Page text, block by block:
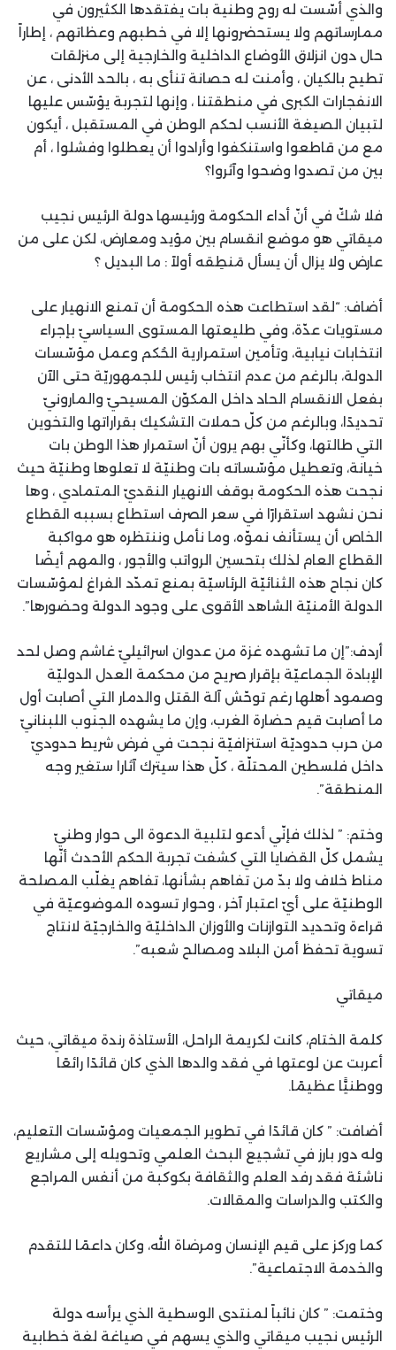
والذي أسّست له روح وطنية بات يفتقدها الكثيرون في
ممارساتهم ولا يستحضرونها إلا في خطبهم وعظاتهم ، إطاراً
حال دون انزلاق الأوضاع الداخلية والخارجية إلى منزلقات
تطيح بالكيان ، وأمنت له حصانة تنأى به ، بالحد الأدنى ، عن
الانفجارات الكبرى في منطقتنا ، وإنها لتجربة يؤسّس عليها
لتبيان الصيغة الأنسب لحكم الوطن في المستقبل ، أيكون
مع من قاطعوا واستنكفوا وأرادوا أن يعطلوا وفشلوا ، أم
بين من تصدوا وضحوا وآثروا؟
فلا شكّ في أنّ أداء الحكومة ورئيسها دولة الرئيس نجيب
ميقاتي هو موضع انقسام بين مؤيد ومعارض، لكن على من
عارض ولا يزال أن يسأل مَنطِقه أولاً : ما البديل ؟
أضاف: “لقد استطاعت هذه الحكومة أن تمنع الانهيار على
مستويات عدّة، وفي طليعتها المستوى السياسيّ بإجراء
انتخابات نيابية، وتأمين استمرارية الحُكم وعمل مؤسّسات
الدولة، بالرغم من عدم انتخاب رئيس للجمهوريّة حتى الآن
بفعل الانقسام الحاد داخل المكوّن المسيحيّ والمارونيّ
تحديدًا، وبالرغم من كلّ حملات التشكيك بقراراتها والتخوين
التي طالتها، وكأنّي بهم يرون أنّ استمرار هذا الوطن بات
خيانة، وتعطيل مؤسّساته بات وطنيّة لا تعلوها وطنيّة حيث
نجحت هذه الحكومة بوقف الانهيار النقديّ المتمادي ، وها
نحن نشهد استقرارًا في سعر الصرف استطاع بسببه القطاع
الخاص أن يستأنف نموّه، وما نأمل وننتظره هو مواكبة
القطاع العام لذلك بتحسين الرواتب والأجور ، والمهم أيضًا
كان نجاح هذه الثنائيّة الرئاسيّة بمنع تمدّد الفراغ لمؤسّسات
الدولة الأمنيّة الشاهد الأقوى على وجود الدولة وحضورها”.
أردف:”إن ما تشهده غزة من عدوان اسرائيليّ غاشم وصل لحد
الإبادة الجماعيّة بإقرار صريح من محكمة العدل الدوليّة
وصمود أهلها رغم توحّش آلة القتل والدمار التي أصابت أول
ما أصابت قيم حضارة الغرب، وإن ما يشهده الجنوب اللبنانيّ
من حرب حدوديّة استنزافيّة نجحت في فرض شريط حدوديّ
داخل فلسطين المحتلّة ، كلّ هذا سيترك آثارا ستغير وجه
المنطقة”.
وختم: ” لذلك فإنّي أدعو لتلبية الدعوة الى حوار وطنيّ
يشمل كلّ القضايا التي كشفت تجربة الحكم الأحدث أنّها
مناط خلاف ولا بدّ من تفاهم بشأنها، تفاهم يغلّب المصلحة
الوطنيّة على أيّ اعتبار آخر ، وحوار تسوده الموضوعيّة في
قراءة وتحديد التوازنات والأوزان الداخليّة والخارجيّة لانتاج
تسوية تحفظ أمن البلاد ومصالح شعبه”.
ميقاتي
كلمة الختام، كانت لكريمة الراحل، الأستاذة رندة ميقاتي، حيث
أعربت عن لوعتها في فقد والدها الذي كان قائدًا رائعًا
ووطنيًّا عظيمًا.
أضافت: ” كان قائدًا في تطوير الجمعيات ومؤسّسات التعليم،
وله دور بارز في تشجيع البحث العلمي وتحويله إلى مشاريع
ناشئة فقد رفد العلم والثقافة بكوكبة من أنفس المراجع
والكتب والدراسات والمقالات.
كما وركز على قيم الإنسان ومرضاة الله، وكان داعمًا للتقدم
والخدمة الاجتماعية”.
وختمت: ” كان نائباً لمنتدى الوسطية الذي يرأسه دولة
الرئيس نجيب ميقاتي والذي يسهم في صياغة لغة خطابية